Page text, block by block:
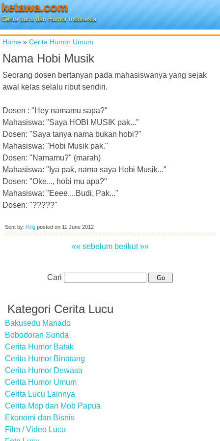
ketawa.com
Cerita Lucu dan Humor Indonesia
Home » Cerita Humor Umum
Nama Hobi Musik
Seorang dosen bertanyan pada mahasiswanya yang sejak
awal kelas selalu ribut sendiri.
Dosen : "Hey namamu sapa?"
Mahasiswa: "Saya HOBI MUSIK pak..."
Dosen: "Saya tanya nama bukan hobi?"
Mahasiswa: "Hobi Musik pak."
Dosen: "Namamu?" (marah)
Mahasiswa: "Iya pak, nama saya Hobi Musik..."
Dosen: "Oke..., hobi mu apa?"
Mahasiswa: "Eeee....Budi, Pak..."
Dosen: "?????"
Sent by: Krig posted on 11 June 2012
«« sebelum berikut »»
Cari
Kategori Cerita Lucu
Bakusedu Manado
Bobodoran Sunda
Cerita Humor Batak
Cerita Humor Binatang
Cerita Humor Dewasa
Cerita Humor Umum
Cerita Lucu Lainnya
Cerita Mop dan Mob Papua
Ekonomi dan Bisnis
Film / Video Lucu